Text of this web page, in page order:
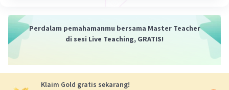
merata jika nilai Koefisien Gini makin mendekati
satu.
Perdalam pemahamanmu bersama Master Teacher
di sesi Live Teaching, GRATIS!
Klaim Gold gratis sekarang!